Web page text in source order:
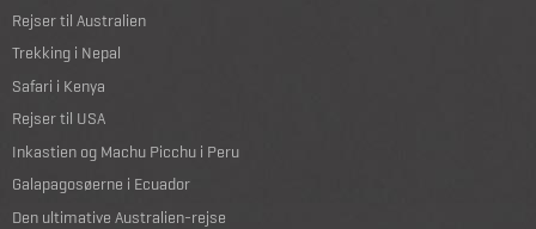
Rejser til Australien
Trekking i Nepal
Safari i Kenya
Rejser til USA
Inkastien og Machu Picchu i Peru
Galapagosøerne i Ecuador
Den ultimative Australien-rejse